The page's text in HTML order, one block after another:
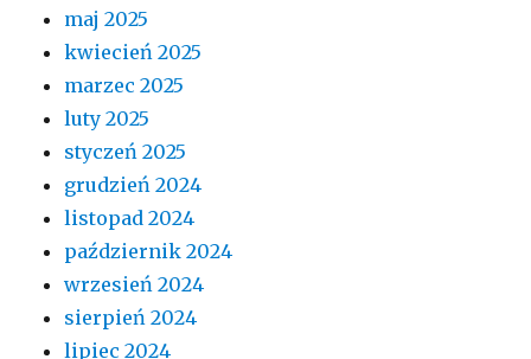
maj 2025
kwiecień 2025
marzec 2025
luty 2025
styczeń 2025
grudzień 2024
listopad 2024
październik 2024
wrzesień 2024
sierpień 2024
lipiec 2024